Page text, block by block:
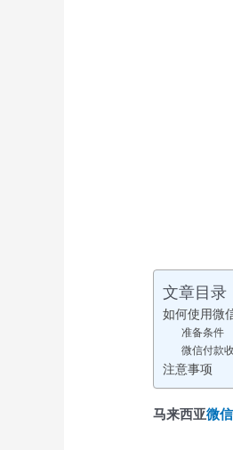
文章目录
如何使用微
准备条件
微信付款
注意事项
马来西亚微